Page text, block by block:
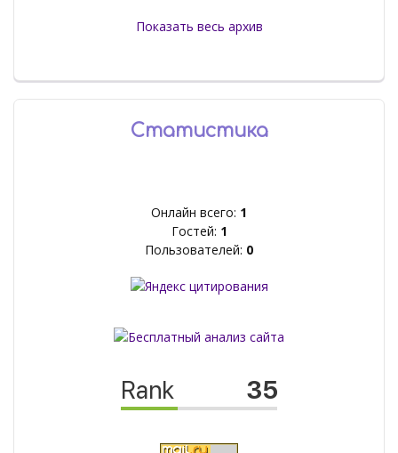
Показать весь архив
Статистика
Онлайн всего: 1
Гостей: 1
Пользователей: 0